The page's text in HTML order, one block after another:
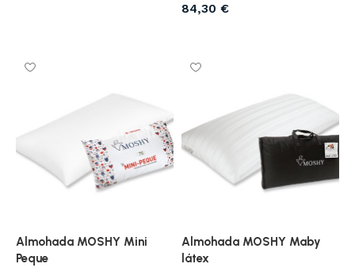
84,30 €
Almohada MOSHY Mini
Peque
Almohada MOSHY Maby
látex